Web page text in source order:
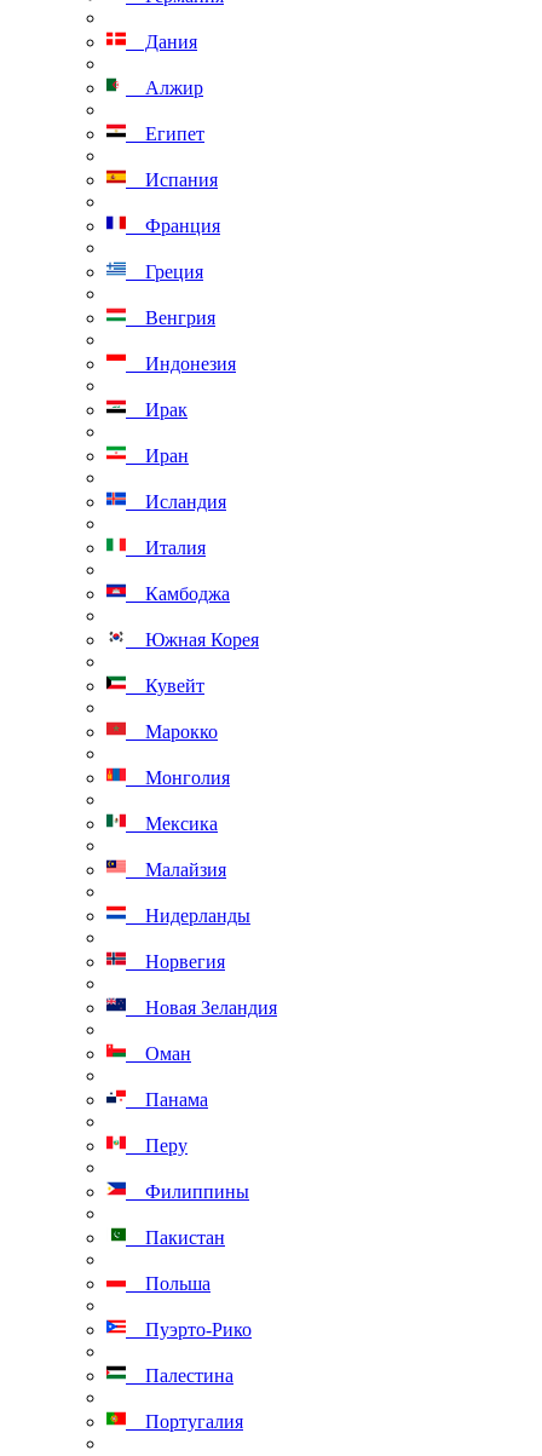
Дания
Алжир
Египет
Испания
Франция
Греция
Венгрия
Индонезия
Ирак
Иран
Исландия
Италия
Камбоджа
Южная Корея
Кувейт
Марокко
Монголия
Мексика
Малайзия
Нидерланды
Норвегия
Новая Зеландия
Оман
Панама
Перу
Филиппины
Пакистан
Польша
Пуэрто-Рико
Палестина
Португалия